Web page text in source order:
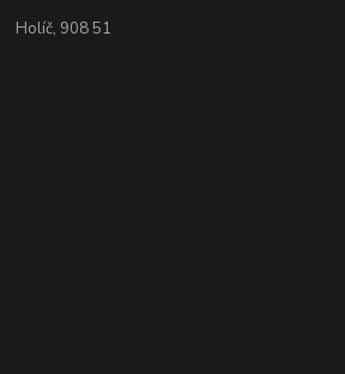
Holíč, 908 51